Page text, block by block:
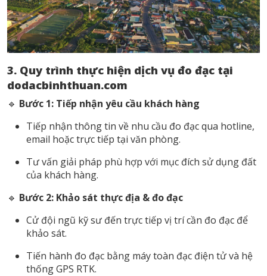
3. Quy trình thực hiện dịch vụ đo đạc tại
dodacbinhthuan.com
🔹 Bước 1: Tiếp nhận yêu cầu khách hàng
Tiếp nhận thông tin về nhu cầu đo đạc qua hotline,
email hoặc trực tiếp tại văn phòng.
Tư vấn giải pháp phù hợp với mục đích sử dụng đất
của khách hàng.
🔹 Bước 2: Khảo sát thực địa & đo đạc
Cử đội ngũ kỹ sư đến trực tiếp vị trí cần đo đạc để
khảo sát.
Tiến hành đo đạc bằng máy toàn đạc điện tử và hệ
thống GPS RTK.